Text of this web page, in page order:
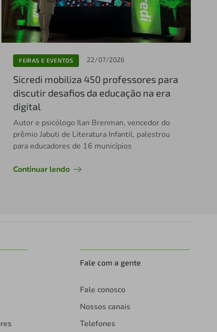
FEIRAS E EVENTOS 22/07/2026
Sicredi mobiliza 450 professores para
discutir desafios da educação na era
digital
Autor e psicólogo Ilan Brenman, vencedor do
prêmio Jabuti de Literatura Infantil, palestrou
para educadores de 16 municípios
Continuar lendo
Fale com a gente
Fale conosco
Nossos canais
Telefones